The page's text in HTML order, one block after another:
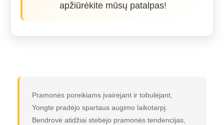
apžiūrėkite mūsų patalpas!
Pramonės poreikiams įvairėjant ir tobulėjant,
Yongte pradėjo spartaus augimo laikotarpį.
Bendrovė atidžiai stebėjo pramonės tendencijas,